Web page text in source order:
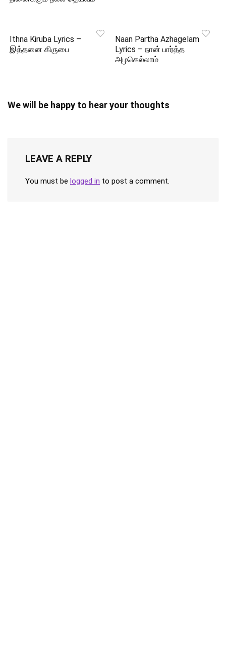
Ithna Kiruba Lyrics –
இத்தனை கிருபை
Naan Partha Azhagelam
Lyrics – நான் பார்த்த
அழகெல்லாம்
We will be happy to hear your thoughts
LEAVE A REPLY
You must be logged in to post a comment.